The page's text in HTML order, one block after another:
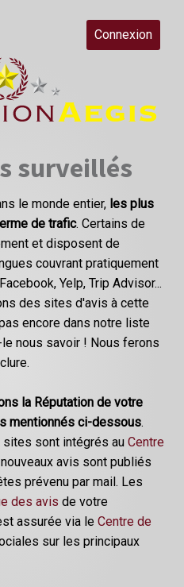
Connexion
surveillés
le monde entier, les plus
de trafic. Certains de
et disposent de
couvrant pratiquement
Yelp, Trip Advisor...
des sites d'avis à cette
encore dans notre liste
nous savoir ! Nous ferons
la Réputation de votre
mentionnés ci-dessous.
sont intégrés au Centre
avis sont publiés
prévenu par mail. Les
des avis de votre
assurée via le Centre de
sur les principaux